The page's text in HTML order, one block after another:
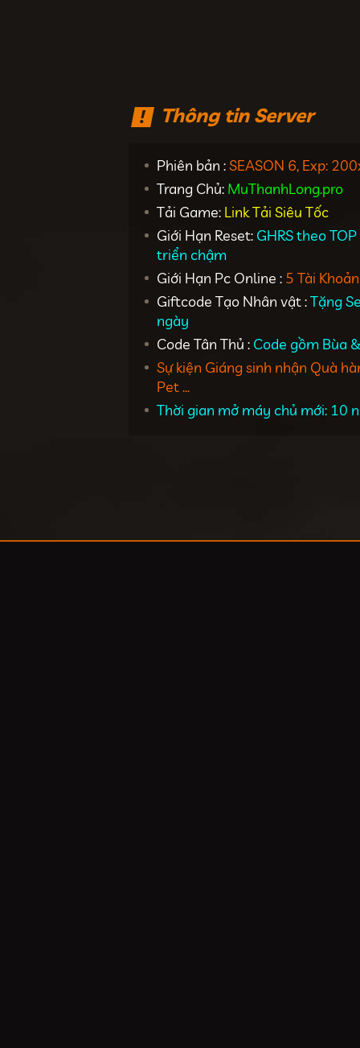
Thông tin Server
Phiên bản :SEASON 6, Exp:
Trang Chủ: MuThanhLong.pro
Tải Game: Link Tải Siêu Tốc
Giới Hạn Reset: GHRS theo
triển chậm
Giới Hạn Pc Online : 5 Tài
Giftcode Tạo Nhân vật :Tặng
ngày
Code Tân Thủ : Code gồm Bùa
Sự kiện Giáng sinh nhận Quà
Pet ...
Thời gian mở máy chủ mới: 10